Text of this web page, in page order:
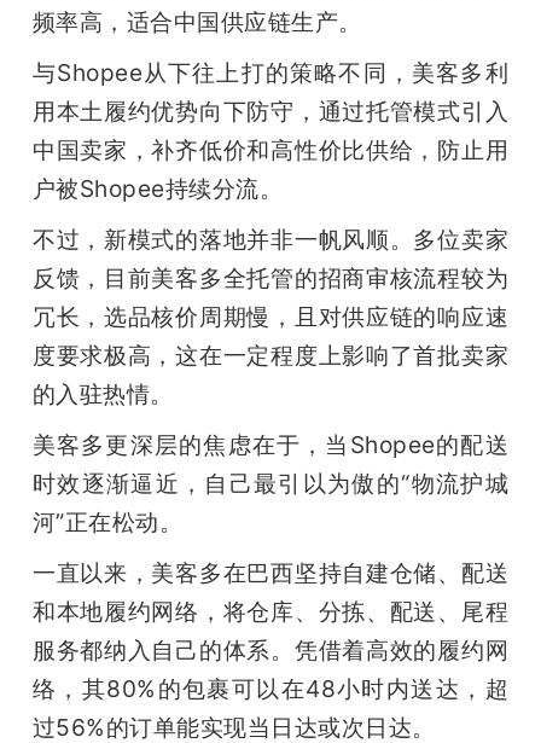
频率高，适合中国供应链生产。
与Shopee从下往上打的策略不同，美客多利
用本土履约优势向下防守，通过托管模式引入
中国卖家，补齐低价和高性价比供给，防止用
户被Shopee持续分流。
不过，新模式的落地并非一帆风顺。多位卖家
反馈，目前美客多全托管的招商审核流程较为
冗长，选品核价周期慢，且对供应链的响应速
度要求极高，这在一定程度上影响了首批卖家
的入驻热情。
美客多更深层的焦虑在于，当Shopee的配送
时效逐渐逼近，自己最引以为傲的“物流护城
河”正在松动。
一直以来，美客多在巴西坚持自建仓储、配送
和本地履约网络，将仓库、分拣、配送、尾程
服务都纳入自己的体系。凭借着高效的履约网
络，其80%的包裹可以在48小时内送达，超
过56%的订单能实现当日达或次日达。